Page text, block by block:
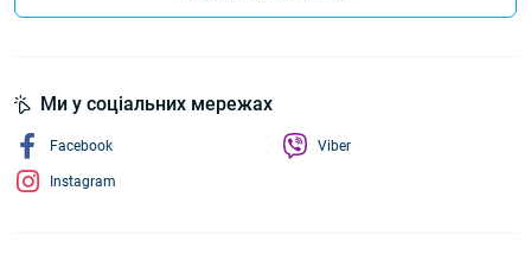
Ми у соціальних мережах
Facebook
Instagram
Viber